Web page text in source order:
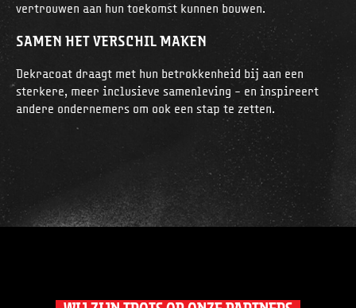
vertrouwen aan hun toekomst kunnen bouwen.
SAMEN HET VERSCHIL MAKEN
Dekracoat draagt met hun betrokkenheid bij aan een
sterkere, meer inclusieve samenleving – en inspireert
andere ondernemers om ook een stap te zetten.